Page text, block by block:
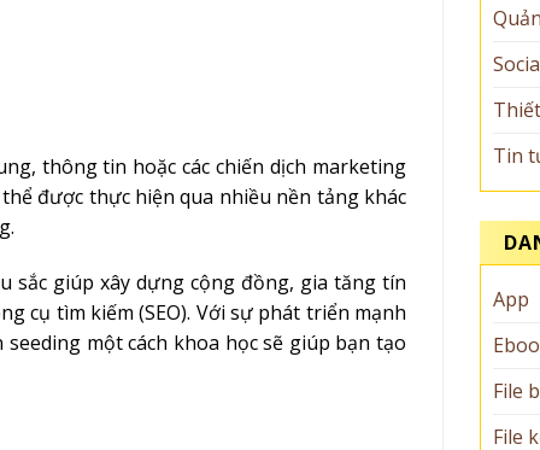
thông tin hoặc các chiến dịch marketing
được thực hiện qua nhiều nền tảng khác
sắc giúp xây dựng cộng đồng, gia tăng tín
cụ tìm kiếm (SEO). Với sự phát triển mạnh
một cách khoa học sẽ giúp bạn tạo
Tin
App
File
File